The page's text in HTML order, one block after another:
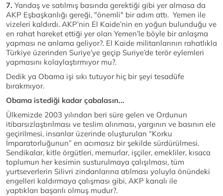
7. Yandaş ve satılmış basında gerektiği gibi yer almasa da
AKP Eşbaşkanlığı gereği, "önemli" bir adım attı. Yemen ile
vizeleri kaldırdı. AKP’nin El Kaide’nin en yoğun bulunduğu ve
en rahat hareket ettiği yer olan Yemen’le böyle bir anlaşma
yapması ne anlama geliyor?. El Kaide militanlarının rahatlıkla
Türkiye üzerinden Suriye’ye geçip Suriye’de terör eylemleri
yapmasını kolaylaştırmıyor mu?.
Dedik ya Obama işi sıkı tutuyor hiç bir şeyi tesadüfe
bırakmıyor.
Obama istediği kadar çabalasın...
Ülkemizde 2003 yılından beri süre gelen ve Ordunun
itibarsızlaştırılması ve teslim alınması, yargının ve basının ele
geçirilmesi, insanlar üzerinde oluşturulan “Korku
İmparatorluğunun” en acımasız bir şekilde sürdürülmesi.
Sendikalar, kitle örgütleri, memurlar, işçiler, emekliler, kısaca
toplumun her kesimin susturulmaya çalışılması, tüm
yurtseverlerin Silivri zindanlarına atılması yoluyla önündeki
engelleri kaldırmaya çalışması gibi, AKP kanalı ile
yaptıkları başarılı olmuş mudur?.